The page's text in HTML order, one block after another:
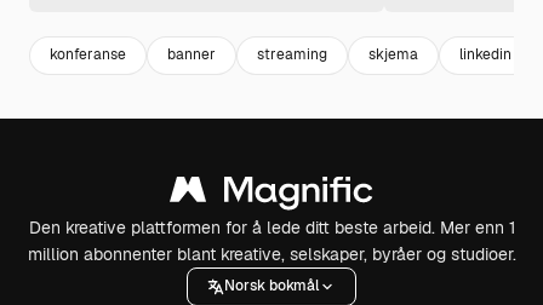
konferanse banner streaming skjema linkedin
Den kreative plattformen for å lede ditt beste arbeid. Mer enn 1
million abonnenter blant kreative, selskaper, byråer og studioer.
Norsk bokmål